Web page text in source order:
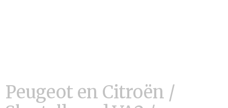
Peugeot en Citroën /